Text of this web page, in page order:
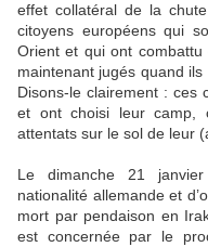
effet collatéral de la
citoyens européens qui
Orient et qui ont
maintenant jugés quand ils
Disons-le clairement : ces
et ont choisi leur camp,
attentats sur le sol de leur
Le dimanche 21
nationalité allemande et
mort par pendaison en
est concernée par le